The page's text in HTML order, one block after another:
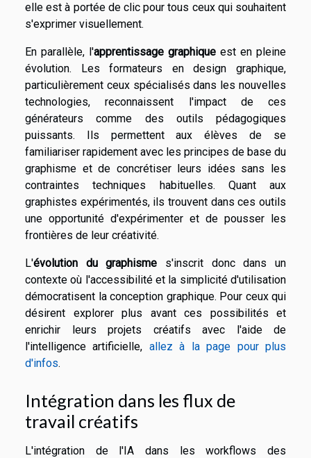
elle est à portée de clic pour tous ceux qui souhaitent
s'exprimer visuellement.
En parallèle, l'apprentissage graphique est en pleine
évolution. Les formateurs en design graphique,
particulièrement ceux spécialisés dans les nouvelles
technologies, reconnaissent l'impact de ces
générateurs comme des outils pédagogiques
puissants. Ils permettent aux élèves de se
familiariser rapidement avec les principes de base du
graphisme et de concrétiser leurs idées sans les
contraintes techniques habituelles. Quant aux
graphistes expérimentés, ils trouvent dans ces outils
une opportunité d'expérimenter et de pousser les
frontières de leur créativité.
L'évolution du graphisme s'inscrit donc dans un
contexte où l'accessibilité et la simplicité d'utilisation
démocratisent la conception graphique. Pour ceux qui
désirent explorer plus avant ces possibilités et
enrichir leurs projets créatifs avec l'aide de
l'intelligence artificielle, allez à la page pour plus
d'infos.
Intégration dans les flux de
travail créatifs
L'intégration de l'IA dans les workflows des